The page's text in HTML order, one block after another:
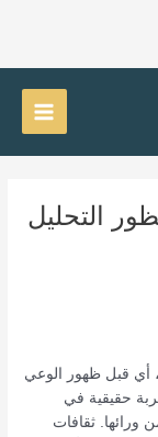
Main
التحليل
أي قبل ظهور الوعي
حقيقية في
ورائها. ثقافات